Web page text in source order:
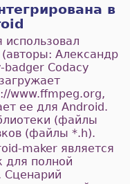
в
Александр
Codacy
www.ffmpeg.org,
ее для Android.
(файлы
(файлы *.h).
maker является
для полной
Сценарий